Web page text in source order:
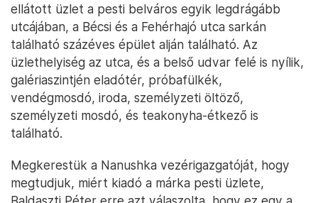
ellátott üzlet a pesti belváros egyik legdrágább
utcájában, a Bécsi és a Fehérhajó utca sarkán
található százéves épület alján található. Az
üzlethelyiség az utca, és a belső udvar felé is nyílik,
galériaszintjén eladótér, próbafülkék,
vendégmosdó, iroda, személyzeti öltöző,
személyzeti mosdó, és teakonyha-étkező is
található.
Megkerestük a Nanushka vezérigazgatóját, hogy
megtudjuk, miért kiadó a márka pesti üzlete,